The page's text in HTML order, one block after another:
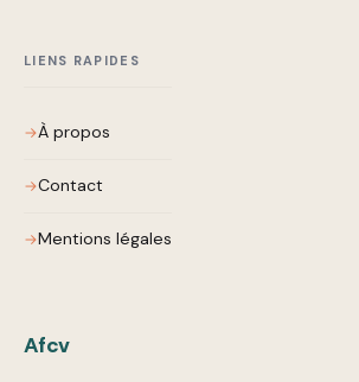
Afcv
LIENS RAPIDES
À propos
Contact
Mentions légales